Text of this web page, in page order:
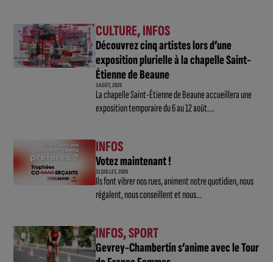
CULTURE,INFOS
Découvrez cinq artistes lors d’une
exposition plurielle à la chapelle Saint-
Étienne de Beaune
3 AOÛT, 2026
La chapelle Saint-Étienne de Beaune accueillera une
exposition temporaire du 6 au 12 août....
INFOS
Votez maintenant !
31 JUILLET, 2026
Ils font vibrer nos rues, animent notre quotidien, nous
régalent, nous conseillent et nous...
INFOS,SPORT
Gevrey-Chambertin s’anime avec le Tour